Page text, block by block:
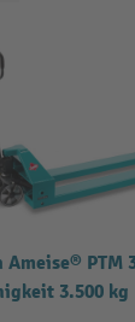
Ameise® PTM
3.500 kg